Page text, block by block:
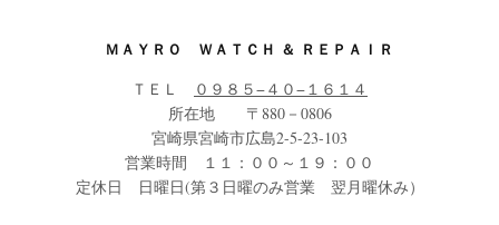
ＭＡＹＲＯ ＷＡＴＣＨ ＆ ＲＥＰＡＩＲ
ＴＥＬ
０９８５−４０−１６１４
所在地 〒880－0806
宮崎県宮崎市広島2-5-23-103
営業時間 １１：００～１９：００
定休日 日曜日(第３日曜のみ営業 翌月曜休み）